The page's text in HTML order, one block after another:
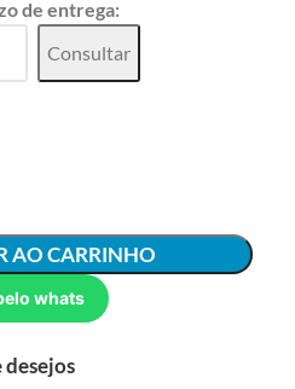
de entrega:
Consultar
AO CARRINHO
whats